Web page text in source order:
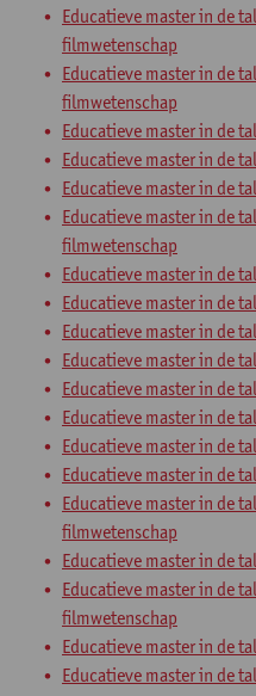
Educatieve master in de
filmwetenschap
Educatieve master in de
filmwetenschap
Educatieve master in de
Educatieve master in de
Educatieve master in de
Educatieve master in de
filmwetenschap
Educatieve master in de
Educatieve master in de
Educatieve master in de
Educatieve master in de
Educatieve master in de
Educatieve master in de
Educatieve master in de
Educatieve master in de
Educatieve master in de
filmwetenschap
Educatieve master in de
Educatieve master in de
filmwetenschap
Educatieve master in de
Educatieve master in de